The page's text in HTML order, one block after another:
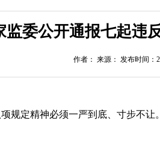
监委公开通报七起违
作者： 来源： 发布时间：
规定精神必须一严到底、寸步不